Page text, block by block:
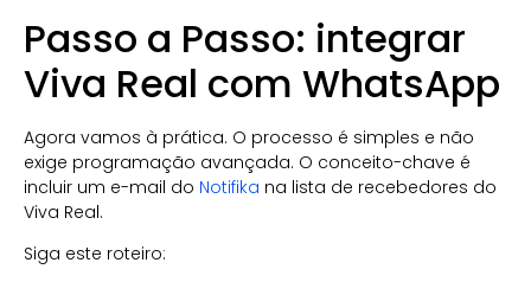
Passo a Passo: integrar
Viva Real com WhatsApp
Agora vamos à prática. O processo é simples e não
exige programação avançada. O conceito-chave é
incluir um e-mail do Notifika na lista de recebedores do
Viva Real.
Siga este roteiro: